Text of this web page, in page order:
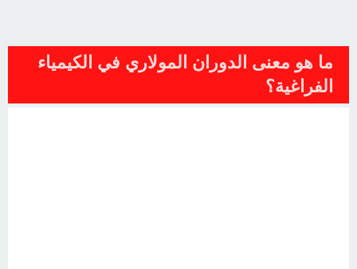
ما هو معنى الدوران المولاري في الكيمياء
الفراغية؟